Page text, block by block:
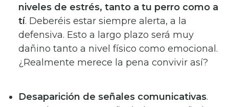
niveles de estrés, tanto a tu perro como a
tí. Deberéis estar siempre alerta, a la
defensiva. Esto a largo plazo será muy
dañino tanto a nivel físico como emocional.
¿Realmente merece la pena convivir así?
Desaparición de señales comunicativas.